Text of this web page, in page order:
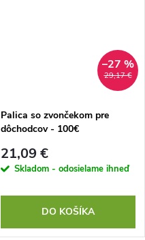
29,17 €
–27 %
Palica so zvončekom pre
dôchodcov - 100€
21,09 €
Skladom - odosielame ihneď
DO KOŠÍKA